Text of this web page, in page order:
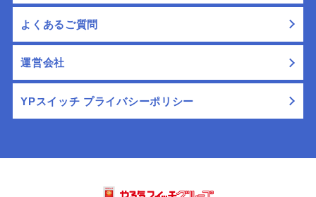
よくあるご質問
運営会社
YPスイッチ プライバシーポリシー